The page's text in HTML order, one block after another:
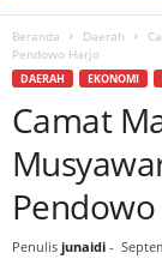
Beranda Daerah
Pendowo Harjo
DAERAH EKONOMI
Camat
Penulis junaidi -